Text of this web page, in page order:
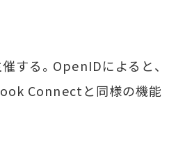
る。OpenIDによると、
Connectと同様の機能